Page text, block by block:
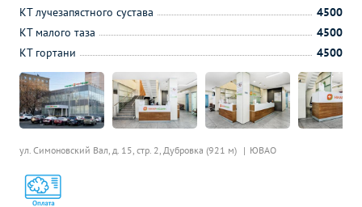
ул. Симоновский Вал, д. 15, стр. 2, Дубровка (921 м) ЮВАО
КТ лучезапястного сустава
4500
КТ малого таза
4500
КТ гортани
4500